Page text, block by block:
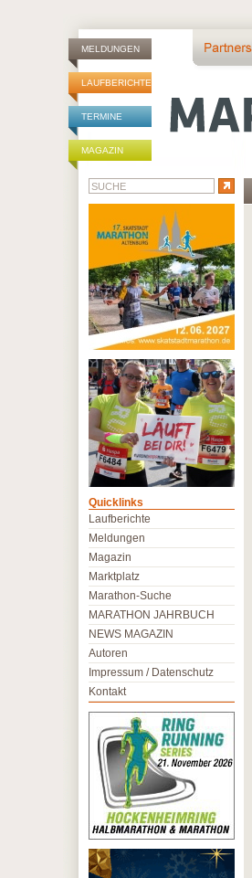
MELDUNGEN
LAUFBERICHTE
TERMINE
MAGAZIN
Quicklinks
Laufberichte
Meldungen
Magazin
Marktplatz
Marathon-Suche
MARATHON JAHRBUCH
NEWS MAGAZIN
Autoren
Impressum / Datenschutz
Kontakt